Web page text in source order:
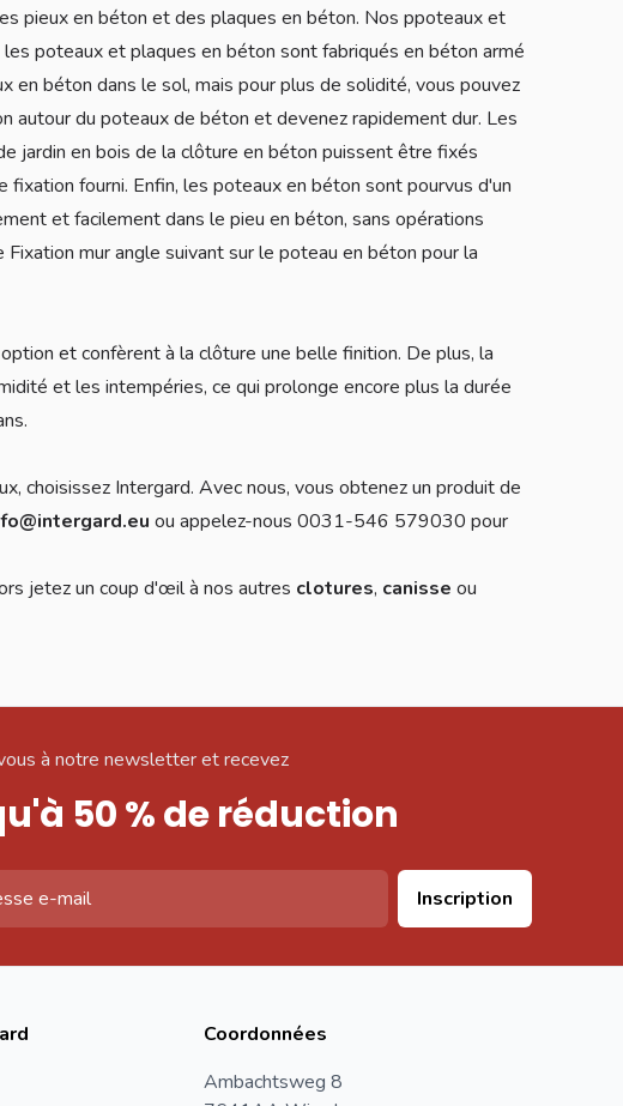
pieux en béton et des plaques en béton. Nos ppoteaux et
poteaux et plaques en béton sont fabriqués en béton armé
en béton dans le sol, mais pour plus de solidité, vous pouvez
autour du poteaux de béton et devenez rapidement dur. Les
jardin en bois de la clôture en béton puissent être fixés
fourni. Enfin, les poteaux en béton sont pourvus d'un
et facilement dans le pieu en béton, sans opérations
mur angle suivant sur le poteau en béton pour la
et confèrent à la clôture une belle finition. De plus, la
et les intempéries, ce qui prolonge encore plus la durée
choisissez Intergard. Avec nous, vous obtenez un produit de
ou appelez-nous 0031-546 579030 pour
jetez un coup d'œil à nos autres clotures, canisse ou
à notre newsletter et recevez
50 % de réduction
Inscription
Coordonnées
Ambachtsweg 8